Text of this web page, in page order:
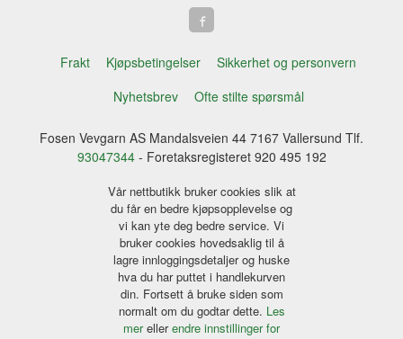
Frakt Kjøpsbetingelser
Sikkerhet og personvern
Nyhetsbrev
Ofte stilte spørsmål
Fosen Vevgarn AS Mandalsveien 44 7167 Vallersund Tlf.
93047344- Foretaksregisteret 920 495 192
Vår nettbutikk bruker cookies slik at
du får en bedre kjøpsopplevelse og
vi kan yte deg bedre service. Vi
bruker cookies hovedsaklig til å
lagre innloggingsdetaljer og huske
hva du har puttet i handlekurven
din. Fortsett å bruke siden som
normalt om du godtar dette. Les
merellerendre innstillinger for